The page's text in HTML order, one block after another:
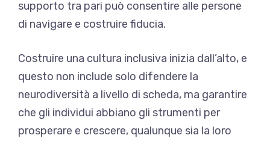
supporto tra pari può consentire alle persone
di navigare e costruire fiducia.
Costruire una cultura inclusiva inizia dall’alto, e
questo non include solo difendere la
neurodiversità a livello di scheda, ma garantire
che gli individui abbiano gli strumenti per
prosperare e crescere, qualunque sia la loro